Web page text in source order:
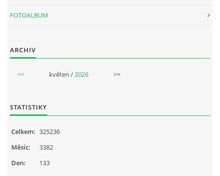
FOTOALBUM
ARCHIV
<< květen /2026 >>
STATISTIKY
Celkem: 325236
Měsíc:
3382
Den:
133